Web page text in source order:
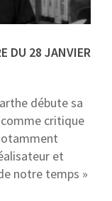
DU 28 JANVIER
débute sa
critique
et
notre temps »